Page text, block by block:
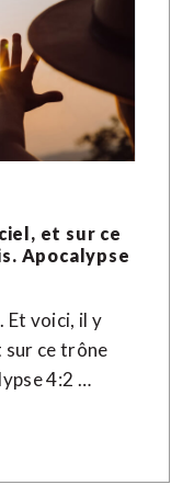
et sur ce
Apocalypse
Et voici, il y
sur ce trône
4:2 …